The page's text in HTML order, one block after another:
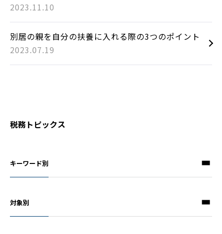
2023.11.10
別居の親を自分の扶養に入れる際の3つのポイント
2023.07.19
税務トピックス
キーワード別
対象別